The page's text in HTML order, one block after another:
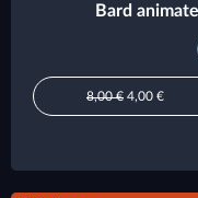
Bard
8,00 € 4,00 €